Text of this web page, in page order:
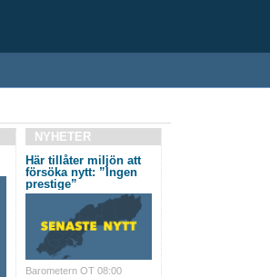
NYHETER
Här tillåter miljön att
försöka nytt: ”Ingen
prestige”
Barometern OT 08:00